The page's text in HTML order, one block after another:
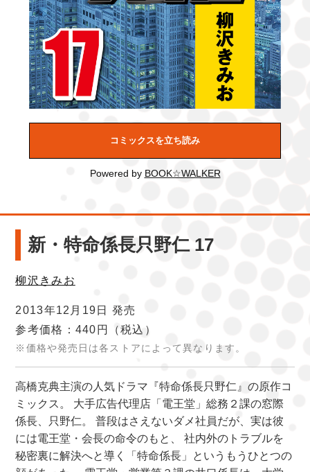
コミックスを立ち読み
Powered by BOOK☆WALKER
新・特命係長只野仁 17
柳沢きみお
2013年12月19日 発売
参考価格：440円
（税込）
※価格や発売日は各ストアによって異なります。
高橋克典主演の人気ドラマ『特命係長只野仁』の原作コ
ミックス。 大手広告代理店「電王堂」総務２課の窓際
係長、只野仁。 普段はさえないダメ社員だが、実は彼
には電王堂・会長の命令のもと、 社内外のトラブルを
秘密裏に解決へと導く「特命係長」というもうひとつの